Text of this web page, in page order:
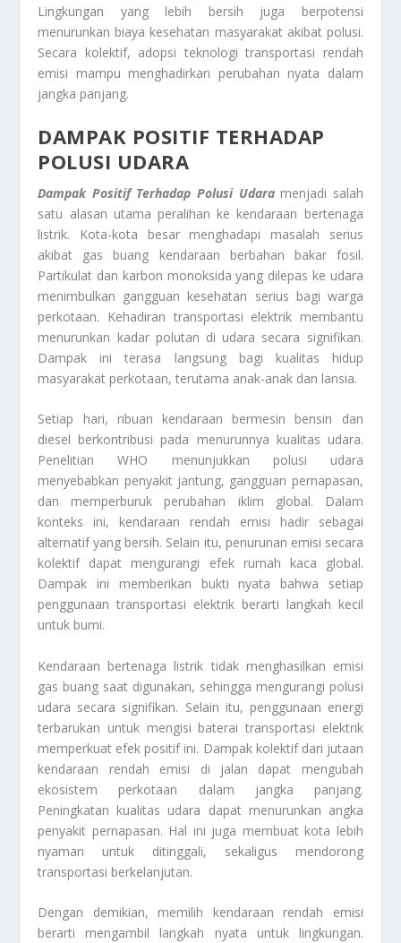
Lingkungan yang lebih bersih juga berpotensi
menurunkan biaya kesehatan masyarakat akibat polusi.
Secara kolektif, adopsi teknologi transportasi rendah
emisi mampu menghadirkan perubahan nyata dalam
jangka panjang.
DAMPAK POSITIF TERHADAP
POLUSI UDARA
Dampak Positif Terhadap Polusi Udara menjadi salah
satu alasan utama peralihan ke kendaraan bertenaga
listrik. Kota-kota besar menghadapi masalah serius
akibat gas buang kendaraan berbahan bakar fosil.
Partikulat dan karbon monoksida yang dilepas ke udara
menimbulkan gangguan kesehatan serius bagi warga
perkotaan. Kehadiran transportasi elektrik membantu
menurunkan kadar polutan di udara secara signifikan.
Dampak ini terasa langsung bagi kualitas hidup
masyarakat perkotaan, terutama anak-anak dan lansia.
Setiap hari, ribuan kendaraan bermesin bensin dan
diesel berkontribusi pada menurunnya kualitas udara.
Penelitian WHO menunjukkan polusi udara
menyebabkan penyakit jantung, gangguan pernapasan,
dan memperburuk perubahan iklim global. Dalam
konteks ini, kendaraan rendah emisi hadir sebagai
alternatif yang bersih. Selain itu, penurunan emisi secara
kolektif dapat mengurangi efek rumah kaca global.
Dampak ini memberikan bukti nyata bahwa setiap
penggunaan transportasi elektrik berarti langkah kecil
untuk bumi.
Kendaraan bertenaga listrik tidak menghasilkan emisi
gas buang saat digunakan, sehingga mengurangi polusi
udara secara signifikan. Selain itu, penggunaan energi
terbarukan untuk mengisi baterai transportasi elektrik
memperkuat efek positif ini. Dampak kolektif dari jutaan
kendaraan rendah emisi di jalan dapat mengubah
ekosistem perkotaan dalam jangka panjang.
Peningkatan kualitas udara dapat menurunkan angka
penyakit pernapasan. Hal ini juga membuat kota lebih
nyaman untuk ditinggali, sekaligus mendorong
transportasi berkelanjutan.
Dengan demikian, memilih kendaraan rendah emisi
berarti mengambil langkah nyata untuk lingkungan.